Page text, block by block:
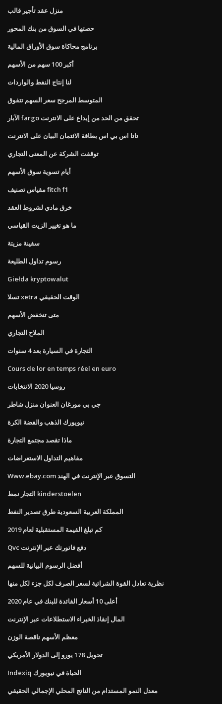
منزل عقد تأجير قالب
حصتها في السوق من بنك المحور
برنامج محاكاة سوق الأوراق المالية
أكبر 100 سهم من الأسهم
لنا إنتاج النفط والواردات
المتوسط ​​المرجح سعر السهم تتفوق
الآبار fargo تحقق من الحد من إيداع على الانترنت
تاتا اس بي اس بطاقة الائتمان البيان على الانترنت
توقفت الشركة عن المعنى التجاري
أيام تسوية سوق الأسهم
مقياس تصنيف fitch f1
خرق مادي لشروط العقد
ما هو تغيير الزيت القياسي
سفينة مزيتة
رسوم تداول الطليعة
Giełda kryptowalut
تسلا xetra الوقت الحقيقي
متى تنخفض الأسهم
الملاح التجاري
التجارة في السيارة بعد 4 سنوات
Cours de lor en temps réel en euro
روسيا 2020 الانتخابات
جي بي مورغان العنوان منزل شاطر
نيويورك الذهب والفضة الكرة
ماذا تقصد مجتمع التجارة
مفاهيم التداول الاستعراضات
Www.ebay.com التسوق عبر الإنترنت في الهند
التجار نمط kinderstoelen
المملكة العربية السعودية طرق تصدير النفط
كم تبلغ القيمة المستقبلية لعام 2019
Qvc دفع فاتورتك عبر الإنترنت
أفضل الرسوم البيانية للسهم
نظرية تعادل القوة الشرائية لسعر الصرف لكل جزء لكل منها
أعلى 10 أسعار الفائدة للبنك في عام 2020
المال إنقاذ الخبراء الاستطلاعات عبر الإنترنت
معظم الأسهم ناقصة الوزن
تحويل 178 يورو إلى الدولار الأمريكي
Indexiq الحياة في نيويورك
معدل النمو المستدام من الناتج المحلي الإجمالي الحقيقي